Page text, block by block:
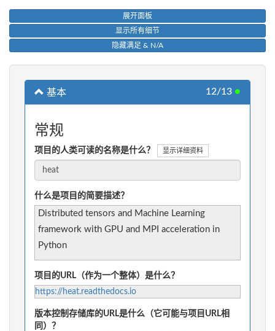
展开面板
显示所有细节
隐藏满足 & N/A
基本 12/13 ●
常规
项目的人类可读的名称是什么？ 显示详细资料
什么是项目的简要描述？
Distributed tensors and Machine Learning
framework with GPU and MPI acceleration in
Python
项目的URL（作为一个整体）是什么？
https://heat.readthedocs.io
版本控制存储库的URL是什么（它可能与项目URL相
同）？